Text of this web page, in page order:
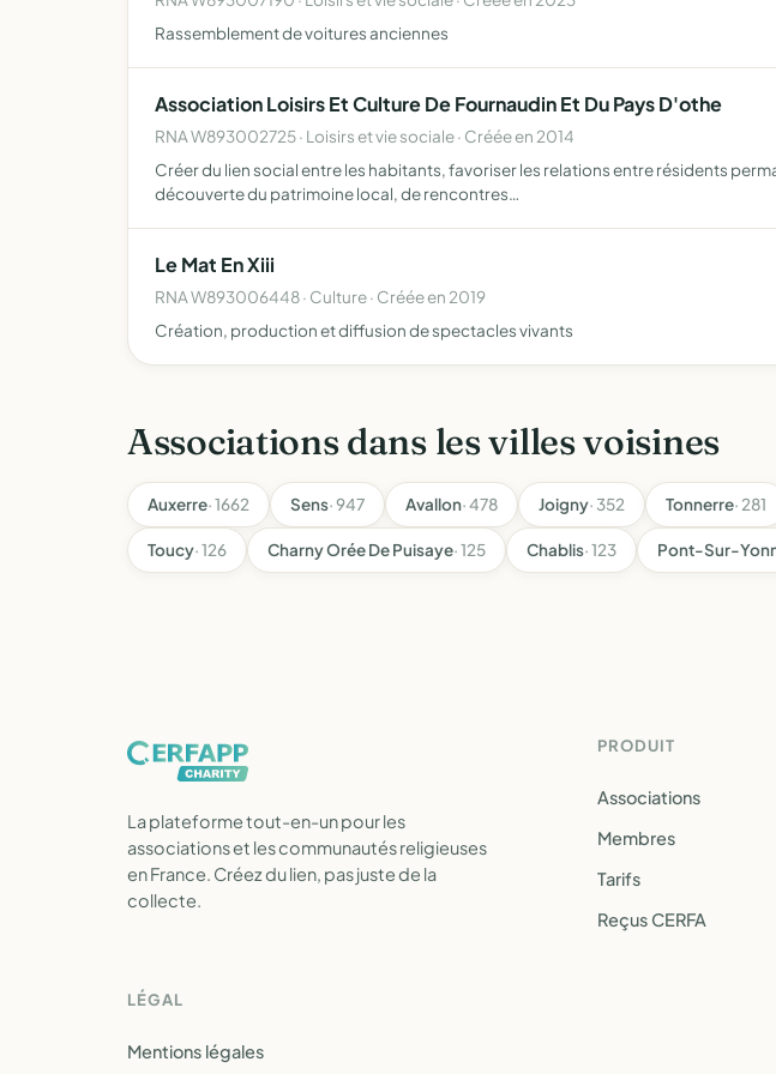
Rassemblement de voitures anciennes
Association Loisirs Et Culture De Fournaudin Et Du Pays D'othe
RNA W893002725 · Loisirs et vie sociale · Créée en 2014
Créer du lien social entre les habitants, favoriser les relations entre résidents
découverte du patrimoine local, de rencontres…
Le Mat En Xiii
RNA W893006448 · Culture · Créée en 2019
Création, production et diffusion de spectacles vivants
Associations dans les villes voisines
Auxerre· 1662 Sens· 947 Avallon· 478 Joigny· 352 Tonnerre· 281
Toucy· 126 Charny Orée De Puisaye· 125 Chablis· 123 Pont-Sur-
La plateforme tout-en-un pour les
associations et les communautés religieuses
en France. Créez du lien, pas juste de la
collecte.
PRODUIT
Associations
Membres
Tarifs
Reçus CERFA
LÉGAL
Mentions légales